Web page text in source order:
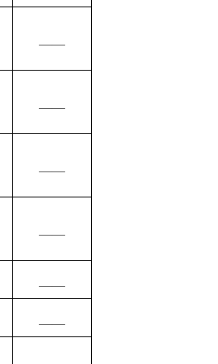
——
——
——
——
——
——